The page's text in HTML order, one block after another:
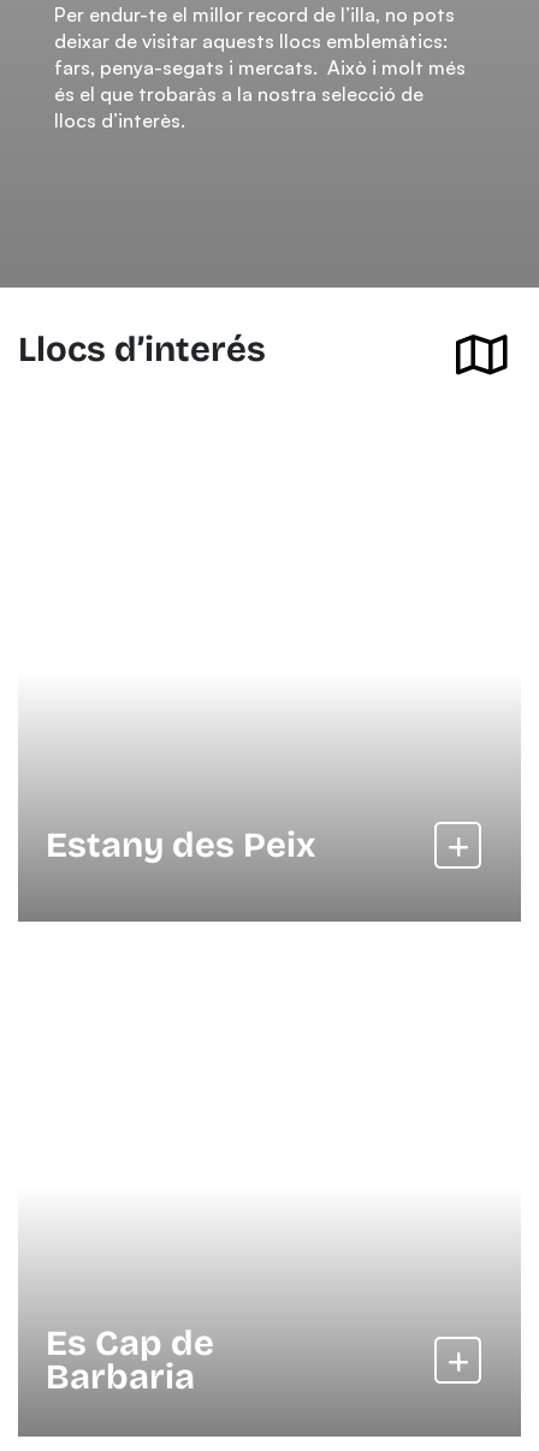
Per endur-te el millor record de l’illa, no pots
deixar de visitar aquests llocs emblemàtics:
fars, penya-segats i mercats. Això i molt més
és el que trobaràs a la nostra selecció de
llocs d’interès.
Llocs d’interés
Estany des Peix
Es Cap de
Barbaria